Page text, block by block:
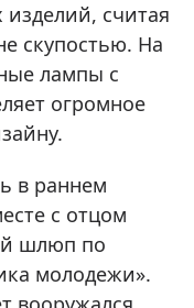
считая
скупостью. На
лампы с
огромное
в раннем
с отцом
шлюп по
молодежи».